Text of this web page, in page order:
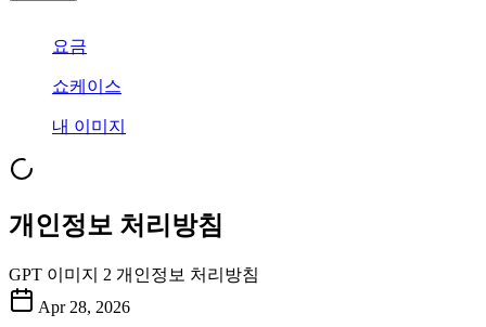
요금
쇼케이스
내 이미지
개인정보 처리방침
GPT 이미지 2 개인정보 처리방침
Apr 28, 2026